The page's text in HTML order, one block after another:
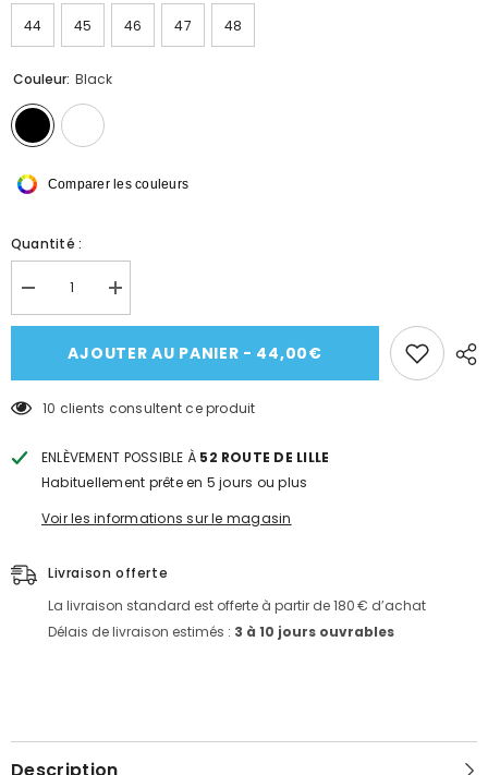
44 45 46 47 48
Couleur: Black
Comparer les couleurs
Quantité :
Réduire
la
quantité
CHAUSSURES
DE
-
Augmenter
la
quantité
de
CHAUSSURES
DE
-
AJOUTER AU PANIER - 44,00€
10 clients consultent ce produit
ENLÈVEMENT POSSIBLE À 52 ROUTE DE LILLE
Habituellement prête en 5 jours ou plus
Voir les informations sur le magasin
Livraison offerte
La livraison standard est offerte à partir de 180 € d’achat
Délais de livraison estimés : 3 à 10 jours ouvrables